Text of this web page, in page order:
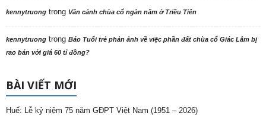
kennytruong trong Vãn cảnh chùa cổ ngàn năm ở Triều Tiên
kennytruong trong Báo Tuổi trẻ phản ảnh về việc phần đất chùa cổ Giác Lâm bị
rao bán với giá 60 tỉ đồng?
BÀI VIẾT MỚI
Huế: Lễ kỷ niệm 75 năm GĐPT Việt Nam (1951 – 2026)